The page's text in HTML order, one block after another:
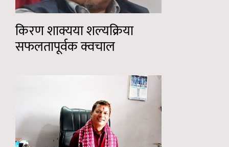
किरण शाक्यया शल्यक्रिया
सफलतापूर्वक क्वचाल